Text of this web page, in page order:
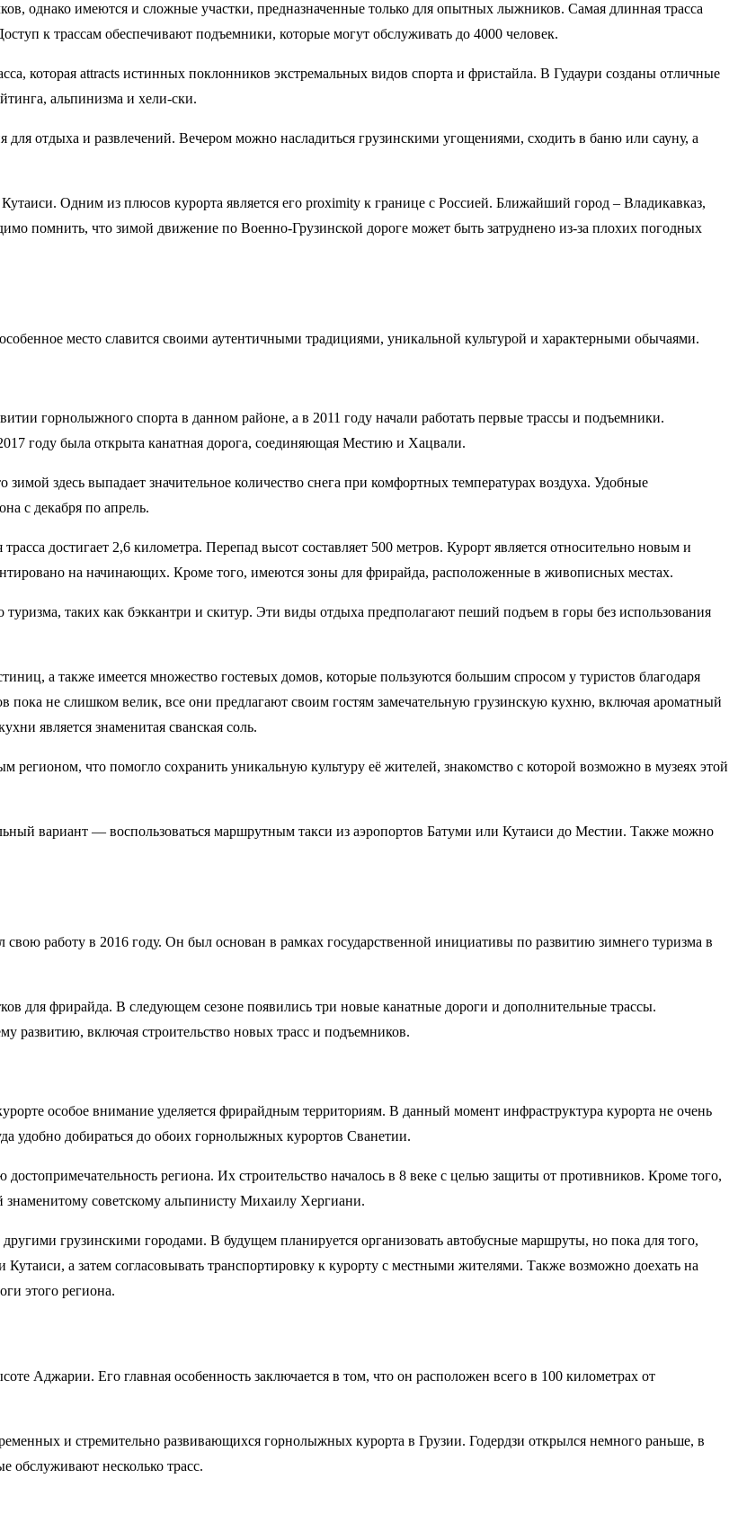
однако имеются и сложные участки, предназначенные только для опытных лыжников. Самая длинная трасса
к трассам обеспечивают подъемники, которые могут обслуживать до 4000 человек.
которая attracts истинных поклонников экстремальных видов спорта и фристайла. В Гудаури созданы отличные
альпинизма и хели-ски.
отдыха и развлечений. Вечером можно насладиться грузинскими угощениями, сходить в баню или сауну, а
Одним из плюсов курорта является его proximity к границе с Россией. Ближайший город – Владикавказ,
помнить, что зимой движение по Военно-Грузинской дороге может быть затруднено из-за плохих погодных
место славится своими аутентичными традициями, уникальной культурой и характерными обычаями.
горнолыжного спорта в данном районе, а в 2011 году начали работать первые трассы и подъемники.
году была открыта канатная дорога, соединяющая Местию и Хацвали.
зимой здесь выпадает значительное количество снега при комфортных температурах воздуха. Удобные
с декабря по апрель.
достигает 2,6 километра. Перепад высот составляет 500 метров. Курорт является относительно новым и
на начинающих. Кроме того, имеются зоны для фрирайда, расположенные в живописных местах.
таких как бэккантри и скитур. Эти виды отдыха предполагают пеший подъем в горы без использования
а также имеется множество гостевых домов, которые пользуются большим спросом у туристов благодаря
не слишком велик, все они предлагают своим гостям замечательную грузинскую кухню, включая ароматный
является знаменитая сванская соль.
регионом, что помогло сохранить уникальную культуру её жителей, знакомство с которой возможно в музеях этой
вариант — воспользоваться маршрутным такси из аэропортов Батуми или Кутаиси до Местии. Также можно
работу в 2016 году. Он был основан в рамках государственной инициативы по развитию зимнего туризма в
для фрирайда. В следующем сезоне появились три новые канатные дороги и дополнительные трассы.
развитию, включая строительство новых трасс и подъемников.
особое внимание уделяется фрирайдным территориям. В данный момент инфраструктура курорта не очень
удобно добираться до обоих горнолыжных курортов Сванетии.
региона. Их строительство началось в 8 веке с целью защиты от противников. Кроме того,
советскому альпинисту Михаилу Хергиани.
грузинскими городами. В будущем планируется организовать автобусные маршруты, но пока для того,
а затем согласовывать транспортировку к курорту с местными жителями. Также возможно доехать на
этого региона.
Аджарии. Его главная особенность заключается в том, что он расположен всего в 100 километрах от
и стремительно развивающихся горнолыжных курорта в Грузии. Годердзи открылся немного раньше, в
обслуживают несколько трасс.